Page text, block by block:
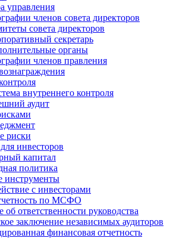
управления
членов совета директоров
совета директоров
секретарь
органы
членов правления
внутреннего контроля
аудит
риски
инвесторов
капитал
политика
инструменты
с инвеcторами
по МСФО
об ответственности руководства
заключение независимых аудиторов
финансовая отчетность